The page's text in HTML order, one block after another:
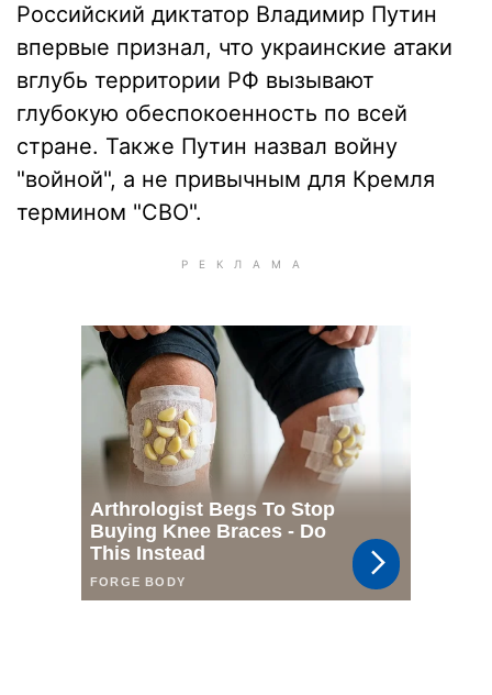
Российский диктатор Владимир Путин
впервые признал, что украинские атаки
вглубь территории РФ вызывают
глубокую обеспокоенность по всей
стране. Также Путин назвал войну
"войной", а не привычным для Кремля
термином "СВО".